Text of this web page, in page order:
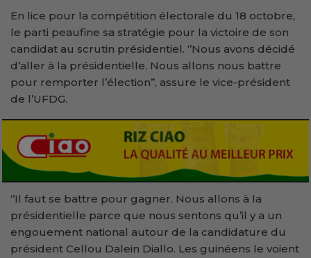
En lice pour la compétition électorale du 18 octobre,
le parti peaufine sa stratégie pour la victoire de son
candidat au scrutin présidentiel. ‘’Nous avons décidé
d’aller à la présidentielle. Nous allons nous battre
pour remporter l’élection’’, assure le vice-président
de l’UFDG.
‘’Il faut se battre pour gagner. Nous allons à la
présidentielle parce que nous sentons qu’il y a un
engouement national autour de la candidature du
président Cellou Dalein Diallo. Les guinéens le voient